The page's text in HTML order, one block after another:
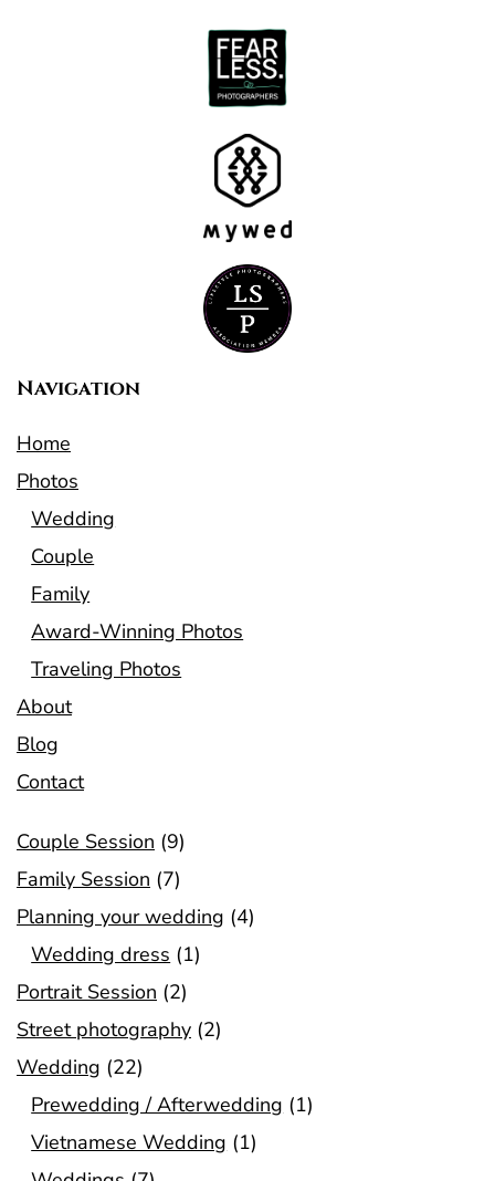
Navigation
Home
Photos
Wedding
Couple
Family
Award-Winning Photos
Traveling Photos
About
Blog
Contact
Couple Session (9)
Family Session (7)
Planning your wedding (4)
Wedding dress (1)
Portrait Session (2)
Street photography (2)
Wedding (22)
Prewedding / Afterwedding (1)
Vietnamese Wedding (1)